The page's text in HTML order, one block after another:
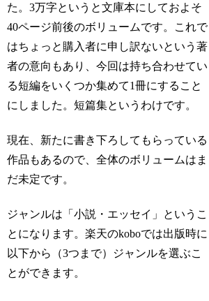
た。3万字というと文庫本にしておよそ
40ページ前後のボリュームです。これで
はちょっと購入者に申し訳ないという著
者の意向もあり、今回は持ち合わせてい
る短編をいくつか集めて1冊にすること
にしました。短篇集というわけです。
現在、新たに書き下ろしてもらっている
作品もあるので、全体のボリュームはま
だ未定です。
ジャンルは「小説・エッセイ」というこ
とになります。楽天のkoboでは出版時に
以下から（3つまで）ジャンルを選ぶこ
とができます。